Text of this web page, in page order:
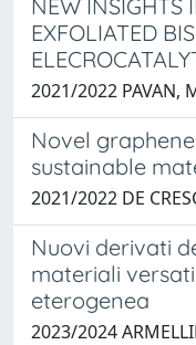
NEW INSIGHTS
EXFOLIATED
2021/2022 PAVAN,
Novel
sustainable
2021/2022 DE
Nuovi derivati
materiali
eterogenea
2023/2024